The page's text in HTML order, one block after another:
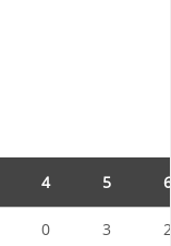
4 5 6
0 3 2